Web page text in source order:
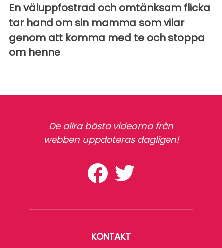
En väluppfostrad och omtänksam flicka
tar hand om sin mamma som vilar
genom att komma med te och stoppa
om henne
De allra bästa videorna från
webben uppdateras dagligen!
KONTAKT